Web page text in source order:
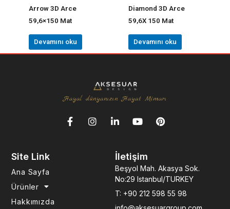
Arrow 3D Arce
59,6×150 Mat
Devamını oku
Diamond 3D Arce
59,6X 150 Mat
Devamını oku
Hayal dünyanızın Hayat Mimarı
F
a
I
L
e
d
i
n
-
i
Y
u
b
e
P
r
e
s
t
Site Link
Ana Sayfa
Ürünler
Hakkımızda
İletişim
Beşyol Mah. Akasya Sok.
No:29 Istanbul/TURKEY
T: +90 212 598 55 98